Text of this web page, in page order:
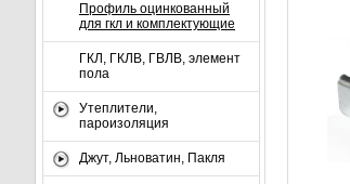
Профиль оцинкованный
для гкл и комплектующие
ГКЛ, ГКЛВ, ГВЛВ, элемент
пола
Утеплители,
пароизоляция
Джут, Льноватин, Пакля